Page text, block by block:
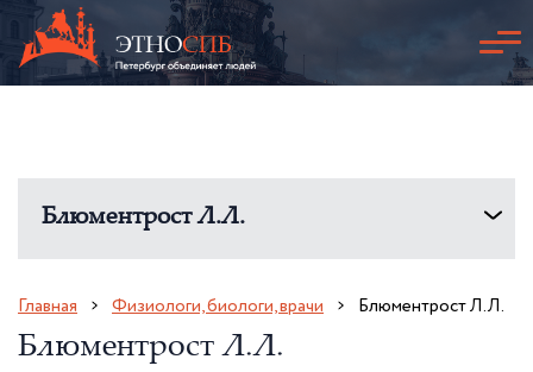
Блюментрост Л.Л.
Главная Физиологи, биологи, врачи Блюментрост Л.Л.
Блюментрост Л.Л.